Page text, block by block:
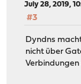
July 28, 2019,
#3
Dyndns
nicht über
Verbindungen